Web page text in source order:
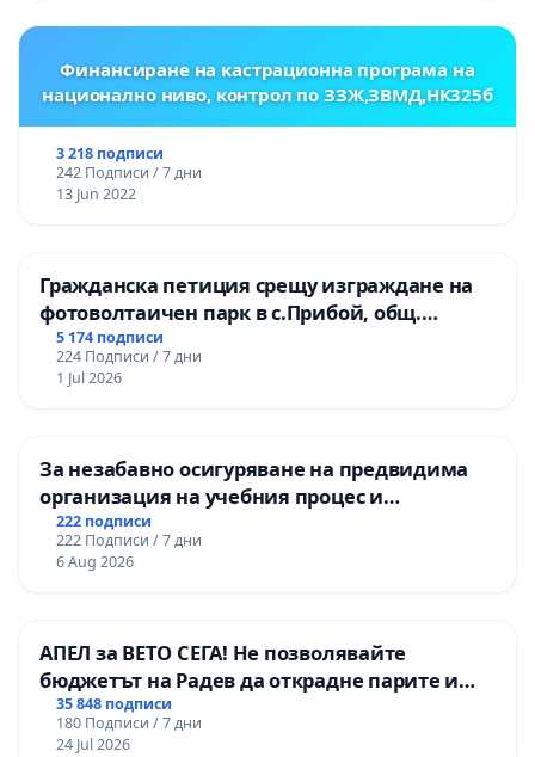
Финансиране на кастрационна програма на
национално ниво, контрол по ЗЗЖ,ЗВМД,НК325б
3 218 подписи
242 Подписи / 7 дни
13 Jun 2022
Гражданска петиция срещу изграждане на
фотоволтаичен парк в с.Прибой, общ.
Радомир
5 174 подписи
224 Подписи / 7 дни
1 Jul 2026
За незабавно осигуряване на предвидима
организация на учебния процес и
гарантиране на правото на равнопоставено
и качествено образование на учениците от
ОУ „Княз Александър I“ и Хуманитарна
222 подписи
222 Подписи / 7 дни
6 Aug 2026
АПЕЛ за ВЕТО СЕГА! Не позволявайте
бюджетът на Радев да открадне парите и
правата ни в тъмното
35 848 подписи
180 Подписи / 7 дни
24 Jul 2026